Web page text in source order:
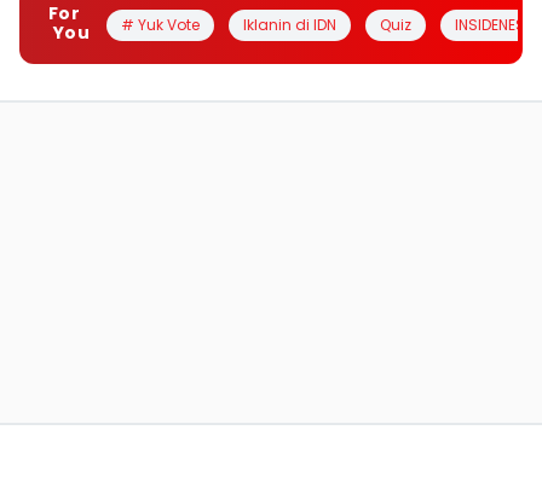
For
You
# Yuk Vote Iklanin di IDN Quiz INSIDENESIA